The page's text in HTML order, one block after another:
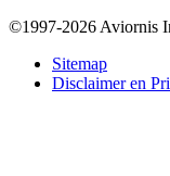
Bottom
©1997-2026 Aviornis
Sitemap
Disclaimer en